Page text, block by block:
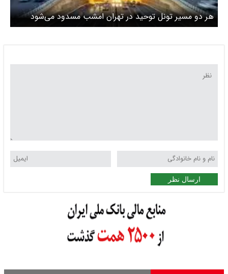
هر دو مسیر تونل توحید در تهران امشب مسدود می‌شود
ارسال نظر